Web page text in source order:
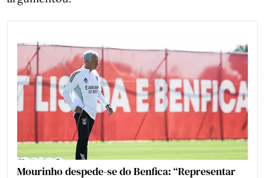
Mourinho despede-se do Benfica: “Representar